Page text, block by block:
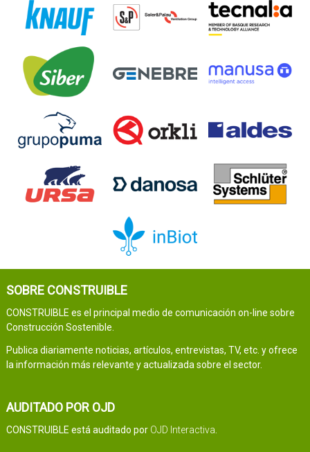
SOBRE CONSTRUIBLE
CONSTRUIBLE es el principal medio de comunicación on-line sobre
Construcción Sostenible.
Publica diariamente noticias, artículos, entrevistas, TV, etc. y ofrece
la información más relevante y actualizada sobre el sector.
AUDITADO POR OJD
CONSTRUIBLE está auditado por OJD Interactiva